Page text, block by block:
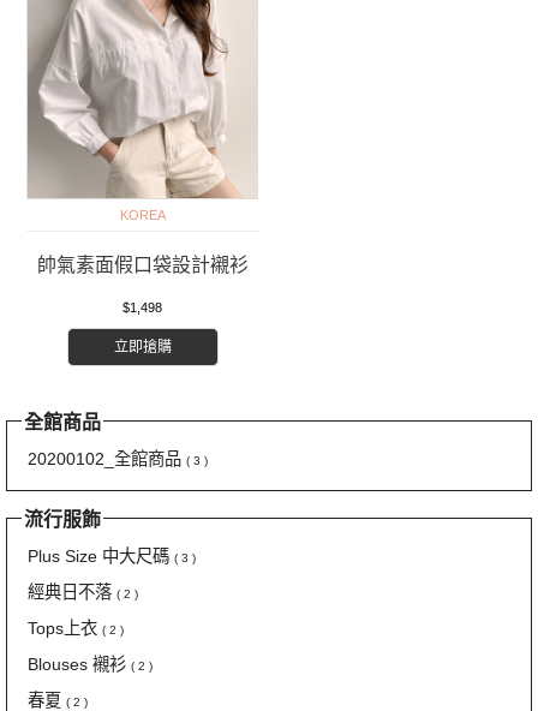
KOREA
帥氣素面假口袋設計襯衫
$1,498
立即搶購
全館商品
20200102_全館商品 ( 3 )
流行服飾
Plus Size 中大尺碼 ( 3 )
經典日不落 ( 2 )
Tops上衣 ( 2 )
Blouses 襯衫 ( 2 )
春夏 ( 2 )